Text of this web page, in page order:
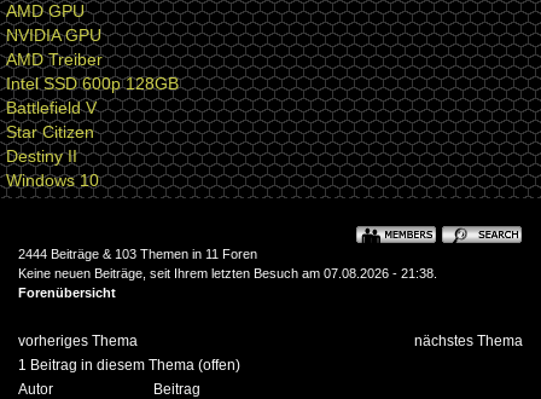
AMD GPU
NVIDIA GPU
AMD Treiber
Intel SSD 600p 128GB
Battlefield V
Star Citizen
Destiny II
Windows 10
2444 Beiträge & 103 Themen in 11 Foren
Keine neuen Beiträge, seit Ihrem letzten Besuch am 07.08.2026 - 21:38.
Forenübersicht
vorheriges Thema
nächstes Thema
1 Beitrag in diesem Thema (offen)
Autor
Beitrag